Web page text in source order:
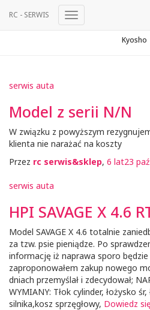
RC - SERWIS
Przełącz
Kyosho
serwis auta
Model z serii N/N
W związku z powyższym
klienta nie narażać na koszty
Przez rc serwis&sklep, 6 lat23
serwis auta
HPI SAVAGE X 4.6
Model SAVAGE X 4.6 totalnie
za tzw. psie pieniądze. Po
informację iż naprawa sporo będzie
zaproponowałem zakup nowego
dniach przemyślał i zdecydował;
WYMIANY: Tłok cylinder, łożysko
silnika,kosz sprzęgłowy, Dowiedz